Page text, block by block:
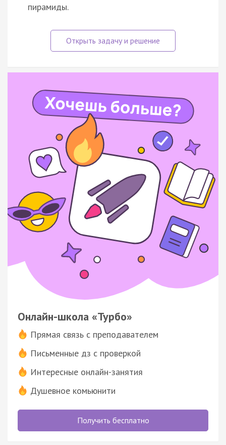
пирамиды.
Онлайн-школа «Турбо»
Прямая связь с преподавателем
Письменные дз с проверкой
Интересные онлайн-занятия
Душевное комьюнити
Получить бесплатно